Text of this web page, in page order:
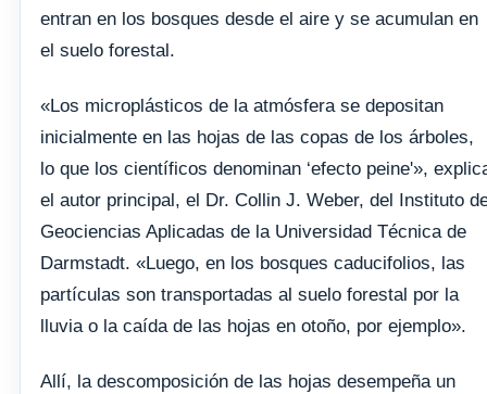
entran en los bosques desde el aire y se acumulan en
el suelo forestal.
«Los microplásticos de la atmósfera se depositan
inicialmente en las hojas de las copas de los árboles,
lo que los científicos denominan ‘efecto peine'»,
el autor principal, el Dr. Collin J. Weber, del Instituto
Geociencias Aplicadas de la Universidad Técnica de
Darmstadt. «Luego, en los bosques caducifolios, las
partículas son transportadas al suelo forestal por la
lluvia o la caída de las hojas en otoño, por ejemplo».
Allí, la descomposición de las hojas desempeña un